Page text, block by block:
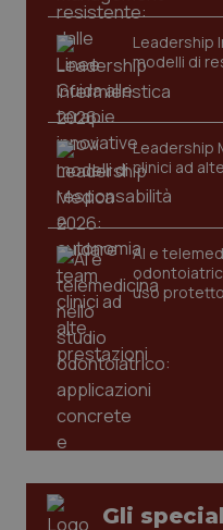
Leadership
modelli di
Leadership
clinici ad
AI e
uso protetto
Gli
CookieScriptConsent
tracking-sites-ironfish-
tracking-sites-ironfish-